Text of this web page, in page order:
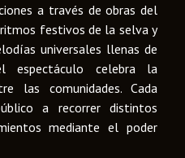
a través de obras del
festivos de la selva y
universales llenas de
espectáculo celebra la
las comunidades. Cada
a recorrer distintos
mediante el poder